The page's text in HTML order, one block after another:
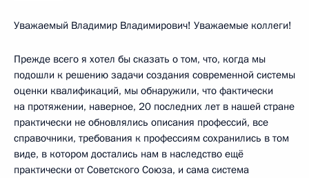
Уважаемый Владимир Владимирович! Уважаемые коллеги!
Прежде всего я хотел бы сказать о том, что, когда мы
подошли к решению задачи создания современной системы
оценки квалификаций, мы обнаружили, что фактически
на протяжении, наверное, 20 последних лет в нашей стране
практически не обновлялись описания профессий, все
справочники, требования к профессиям сохранились в том
виде, в котором достались нам в наследство ещё
практически от Советского Союза, и сама система